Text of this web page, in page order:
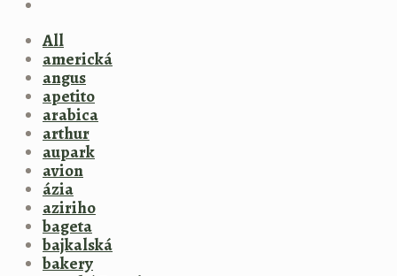
All
americká
angus
apetito
arabica
arthur
aupark
avion
ázia
aziriho
bageta
bajkalská
bakery